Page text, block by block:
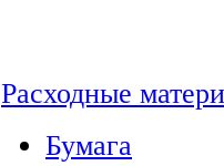
Расходные
Бумага